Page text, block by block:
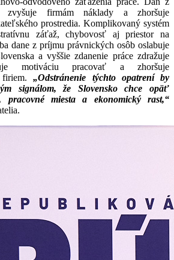
zvyšuje firmám náklady a zhoršuje
prostredia. Komplikovaný systém
záťaž, chybovosť aj priestor na
dane z príjmu právnických osôb oslabuje
a vyššie zdanenie práce zdražuje
motiváciu pracovať a zhoršuje
„Odstránenie týchto opatrení by
signálom, že Slovensko chce opäť
pracovné miesta a ekonomický rast,“